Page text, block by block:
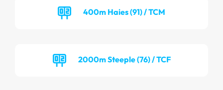
400m Haies (91) / TCM
2000m Steeple (76) / TCF